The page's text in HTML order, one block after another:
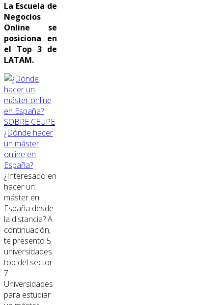
La Escuela de
Negocios
Online se
posiciona en
el Top 3 de
LATAM.
SOBRE CEUPE
¿Dónde hacer
un máster
online en
España?
¿Interesado en
hacer un
máster en
España desde
la distancia? A
continuación,
te presento 5
universidades
top del sector.
7
Universidades
para estudiar